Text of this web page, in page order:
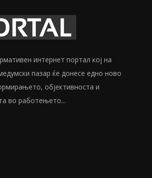
интернет портал кој на
пазар ќе донесе едно ново
објективноста и
во работењето...